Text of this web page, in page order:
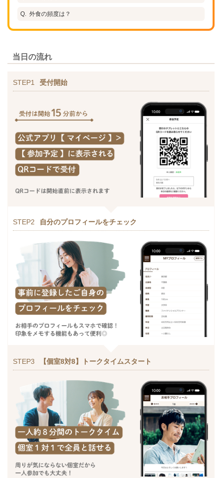
外食の頻度は？
当日の流れ
STEP1 受付開始
STEP2 自分のプロフィールをチェック
STEP3 【個室8対8】トークタイムスタート